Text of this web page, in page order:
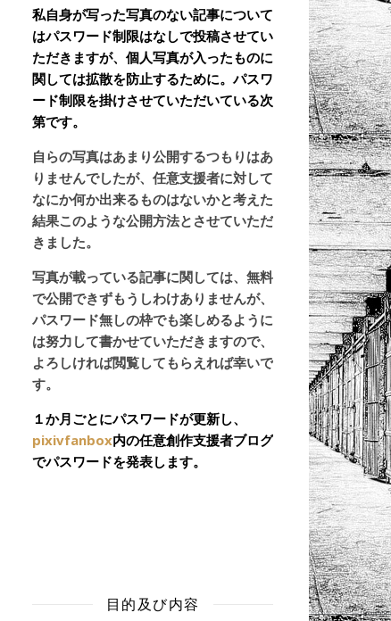
私自身が写った写真のない記事について
はパスワード制限はなしで投稿させてい
ただきますが、個人写真が入ったものに
関しては拡散を防止するために。パスワ
ード制限を掛けさせていただいている次
第です。
自らの写真はあまり公開するつもりはあ
りませんでしたが、任意支援者に対して
なにか何か出来るものはないかと考えた
結果このような公開方法とさせていただ
きました。
写真が載っている記事に関しては、無料
で公開できずもうしわけありませんが、
パスワード無しの枠でも楽しめるように
は努力して書かせていただきますので、
よろしければ閲覧してもらえれば幸いで
す。
１か月ごとにパスワードが更新し、
pixivfanbox内の任意創作支援者ブログ
でパスワードを発表します。
目的及び内容